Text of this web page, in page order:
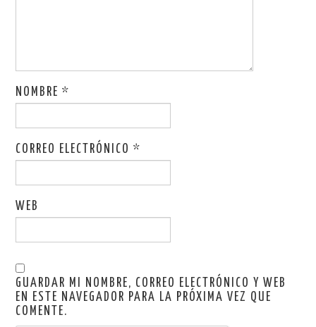
NOMBRE*
CORREO ELECTRÓNICO*
WEB
GUARDAR MI NOMBRE, CORREO ELECTRÓNICO Y WEB
EN ESTE NAVEGADOR PARA LA PRÓXIMA VEZ QUE
COMENTE.